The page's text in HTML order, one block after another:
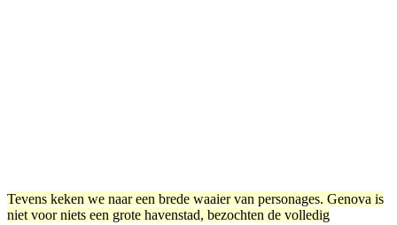
Tevens keken we naar een brede waaier van personages. Genova is
niet voor niets een grote havenstad, bezochten de volledig